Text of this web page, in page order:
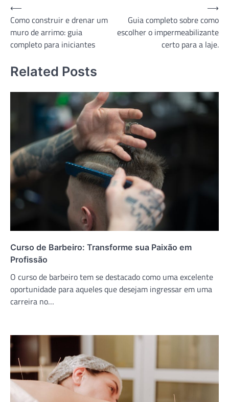
Navegação
de
Post
⟵
Como construir e drenar um
muro de arrimo: guia
completo para iniciantes
Guia completo sobre como
escolher o impermeabilizante
certo para a laje.
⟶
Related Posts
Curso de Barbeiro: Transforme sua Paixão em
Profissão
O curso de barbeiro tem se destacado como uma excelente
oportunidade para aqueles que desejam ingressar em uma
carreira no…